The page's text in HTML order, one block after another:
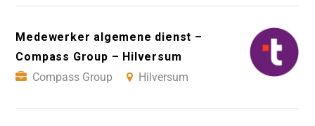
Medewerker algemene dienst –
Compass Group – Hilversum
Compass Group
Hilversum